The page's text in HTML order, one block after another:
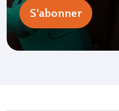
S'abonner